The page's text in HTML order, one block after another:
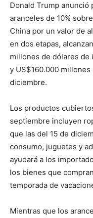
Donald Trump anunció
aranceles de 10%
China por un valor de
en dos etapas,
millones de dólares de
y US$160.000
diciembre.
Los productos
septiembre incluyen
que las del 15 de
consumo, juguetes y
ayudará a los
los bienes que
temporada de
Mientras que los